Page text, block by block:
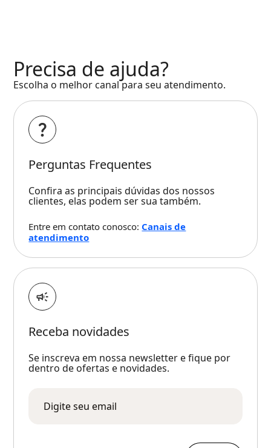
Precisa de ajuda?
Escolha o melhor canal para seu atendimento.
Perguntas Frequentes
Confira as principais dúvidas dos nossos
clientes, elas podem ser sua também.
Entre em contato conosco: Canais de
atendimento
Receba novidades
Se inscreva em nossa newsletter e fique por
dentro de ofertas e novidades.